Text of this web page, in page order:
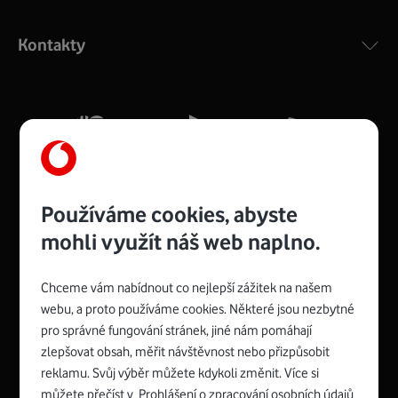
silný signál pro celou domácnost. Kompaktní rozměry 21
Více o COMPAL CH7465VF
Zyxel VMG8623-T50B:
Rozměry modemu jsou 16 x 22 x 7,5 cm (včetně stojánku)
a nabízí 4 gigabitové LAN porty a bezdrátové připojení Wi-
Spojte se s Vodafonem
Kontakty
Používáme cookies, abyste
mohli využít náš web naplno.
Chceme vám nabídnout co nejlepší zážitek na našem
webu, a proto používáme cookies. Některé jsou nezbytné
pro správné fungování stránek, jiné nám pomáhají
zlepšovat obsah, měřit návštěvnost nebo přizpůsobit
reklamu. Svůj výběr můžete kdykoli změnit. Více si
můžete přečíst v Prohlášení o zpracování osobních údajů